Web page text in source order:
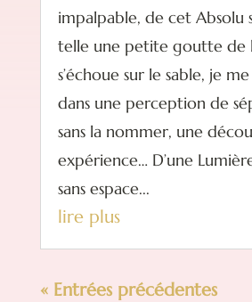
impalpable, de cet Absolu
telle une petite goutte de
s’échoue sur le sable, je
dans une perception de
sans la nommer, une
expérience… D’une
sans espace...
lire plus
« Entrées précédentes